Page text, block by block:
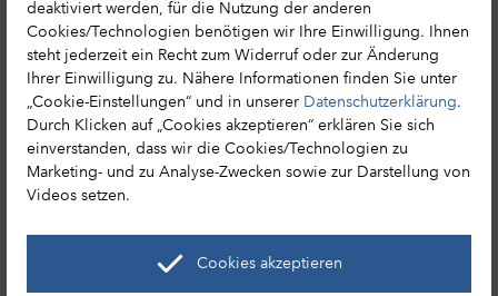
HA Hessen Agentur GmbH
Hessen Tourismus
Mainzer Str. 118
info@hessen-tourismus.de
deaktiviert werden, für die Nutzung der anderen
Cookies/Technologien benötigen wir Ihre Einwilligung. Ihnen
steht jederzeit ein Recht zum Widerruf oder zur Änderung
Ihrer Einwilligung zu. Nähere Informationen finden Sie unter
„Cookie-Einstellungen“ und in unserer Datenschutzerklärung.
Durch Klicken auf „Cookies akzeptieren“ erklären Sie sich
einverstanden, dass wir die Cookies/Technologien zu
Marketing- und zu Analyse-Zwecken sowie zur Darstellung von
Videos setzen.
Cookies akzeptieren